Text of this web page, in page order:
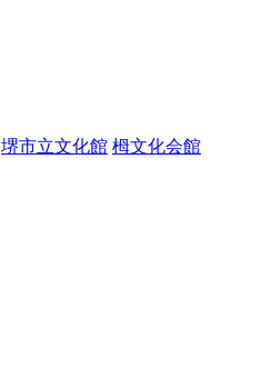
堺市立文化館 栂文化会館